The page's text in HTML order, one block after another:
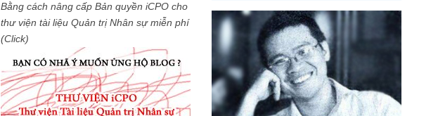
Bằng cách nâng cấp Bản quyền iCPO cho
thư viện tài liệu Quản trị Nhân sự miễn phí
(Click)